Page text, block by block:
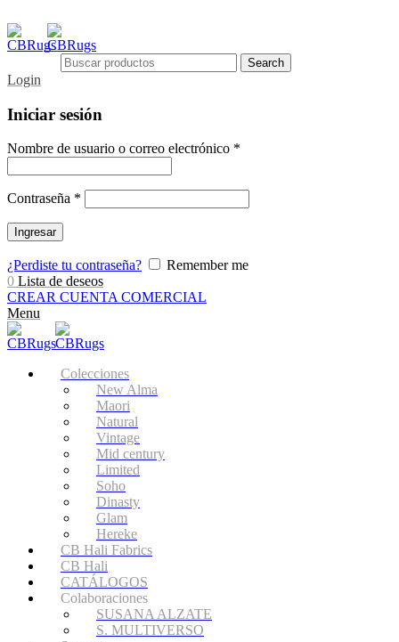
Search
Login
Iniciar sesión
Nombre de usuario o correo electrónico *
Contraseña *
Ingresar
¿Perdiste tu contraseña?
Remember me
0 Lista de deseos
CREAR CUENTA COMERCIAL
Menu
Colecciones
New Alma
Maori
Natural
Vintage
Mid century
Limited
Soho
Dinasty
Glam
Hereke
CB Hali Fabrics
CB Hali
CATÁLOGOS
Colaboraciones
SUSANA ALZATE
S. MULTIVERSO